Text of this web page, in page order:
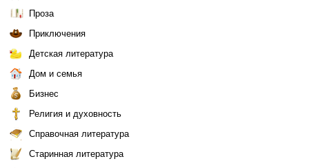
Проза
Приключения
Детская литература
Дом и семья
Бизнес
Религия и духовность
Справочная литература
Старинная литература